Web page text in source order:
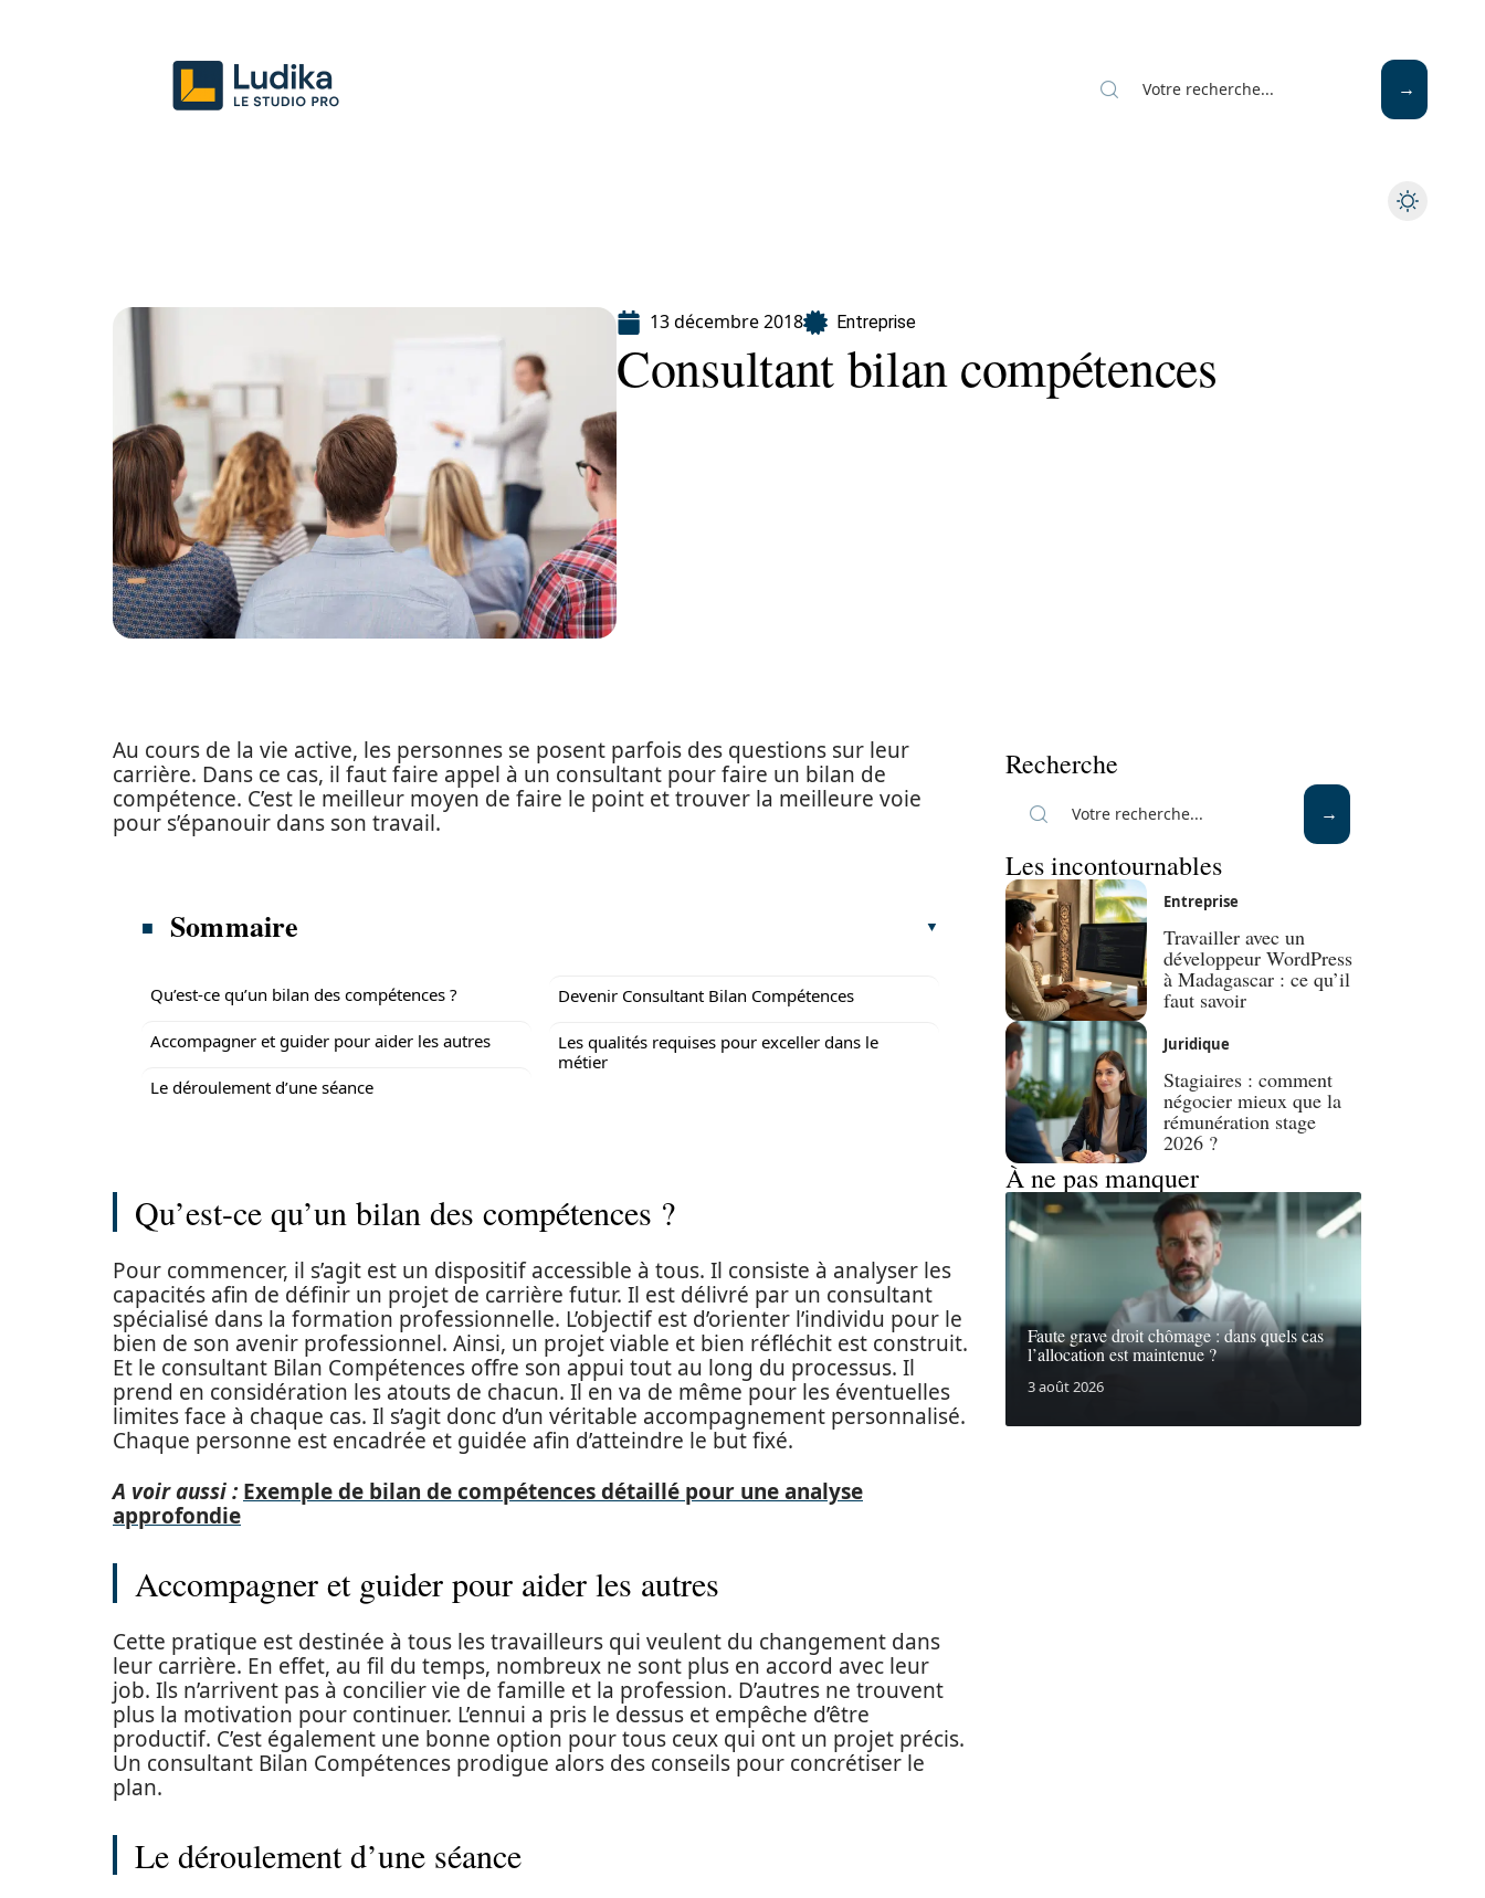
13 décembre 2018 Entreprise
Consultant bilan compétences
Au cours de la vie active, les personnes se posent parfois des questions sur leur
carrière. Dans ce cas, il faut faire appel à un consultant pour faire un bilan de
compétence. C’est le meilleur moyen de faire le point et trouver la meilleure voie
pour s’épanouir dans son travail.
Sommaire
Qu’est-ce qu’un bilan des compétences ?
Accompagner et guider pour aider les autres
Le déroulement d’une séance
Devenir Consultant Bilan Compétences
Les qualités requises pour exceller dans le
métier
Qu’est-ce qu’un bilan des compétences ?
Pour commencer, il s’agit est un dispositif accessible à tous. Il consiste à analyser les
capacités afin de définir un projet de carrière futur. Il est délivré par un consultant
spécialisé dans la formation professionnelle. L’objectif est d’orienter l’individu pour le
bien de son avenir professionnel. Ainsi, un projet viable et bien réfléchit est construit.
Et le consultant Bilan Compétences offre son appui tout au long du processus. Il
prend en considération les atouts de chacun. Il en va de même pour les éventuelles
limites face à chaque cas. Il s’agit donc d’un véritable accompagnement personnalisé.
Chaque personne est encadrée et guidée afin d’atteindre le but fixé.
A voir aussi : Exemple de bilan de compétences détaillé pour une analyse
approfondie
Accompagner et guider pour aider les autres
Cette pratique est destinée à tous les travailleurs qui veulent du changement dans
leur carrière. En effet, au fil du temps, nombreux ne sont plus en accord avec leur
job. Ils n’arrivent pas à concilier vie de famille et la profession. D’autres ne trouvent
plus la motivation pour continuer. L’ennui a pris le dessus et empêche d’être
productif. C’est également une bonne option pour tous ceux qui ont un projet précis.
Un consultant Bilan Compétences prodigue alors des conseils pour concrétiser le
plan.
Le déroulement d’une séance
Recherche
Les incontournables
Entreprise
Travailler avec un
développeur WordPress
à Madagascar : ce qu’il
faut savoir
Juridique
Stagiaires : comment
négocier mieux que la
rémunération stage
2026 ?
À ne pas manquer
Faute grave droit chômage : dans quels cas
l’allocation est maintenue ?
3 août 2026